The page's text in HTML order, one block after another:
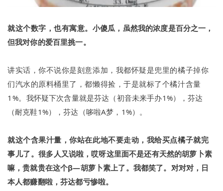
就这个数字，也有寓意。 小傻瓜，虽然我的浓度是百分之一，
但我对你的爱百里挑一。
讲实话，你不说你是刻意添加，我都怀疑是兜里的橘子掉你
们汽水的原料桶里了，都懒得捡，于是就标了个橘汁含量
1%。 我怀疑下次含量就是芬达（初音未来手办1%），芬达
（耐克鞋1%），芬达（哆啦A梦，1%）。
就这个含果汁量，你站在此地不要走动，我给买点橘子就完
事儿了。很多人又说啦，哎呀这里面不是还有天然的胡萝卜素
嘛，贵就贵在这个β—胡萝卜素上了。 我都笑了。 对对对，日
本人都赚翻啦，芬达都亏惨啦。